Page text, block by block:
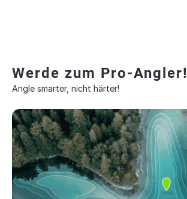
Werde zum Pro-Angler!
Angle smarter, nicht härter!